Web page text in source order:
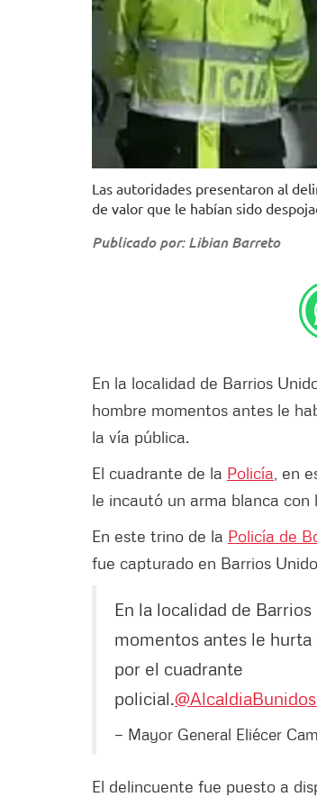
Las autoridades presentaron al
de valor que le habían sido
Publicado por: Libian Barreto
En la localidad de Barrios
hombre momentos antes le
la vía pública.
El cuadrante de la Policía , en
le incautó un arma blanca
En este trino de la Policía de
fue capturado en Barrios
En la localidad de
momentos antes le hurta
por el cuadrante
policial.@AlcaldiaBunidos
— Mayor General Eliécer
El delincuente fue puesto a